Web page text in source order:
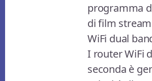
programma
di film
WiFi dual
I router WiFi
seconda è